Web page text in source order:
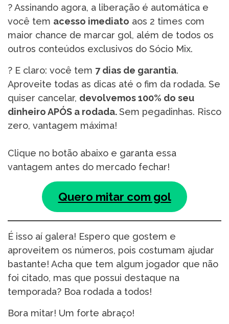
? Assinando agora, a liberação é automática e
você tem acesso imediato aos 2 times com
maior chance de marcar gol, além de todos os
outros conteúdos exclusivos do Sócio Mix.
?️ E claro: você tem 7 dias de garantia.
Aproveite todas as dicas até o fim da rodada. Se
quiser cancelar, devolvemos 100% do seu
dinheiro APÓS a rodada.Sem pegadinhas. Risco
zero, vantagem máxima!
Clique no botão abaixo e garanta essa
vantagem antes do mercado fechar!
Quero mitar com gol
É isso aí galera! Espero que gostem e
aproveitem os números, pois costumam ajudar
bastante! Acha que tem algum jogador que não
foi citado, mas que possui destaque na
temporada? Boa rodada a todos!
Bora mitar! Um forte abraço!